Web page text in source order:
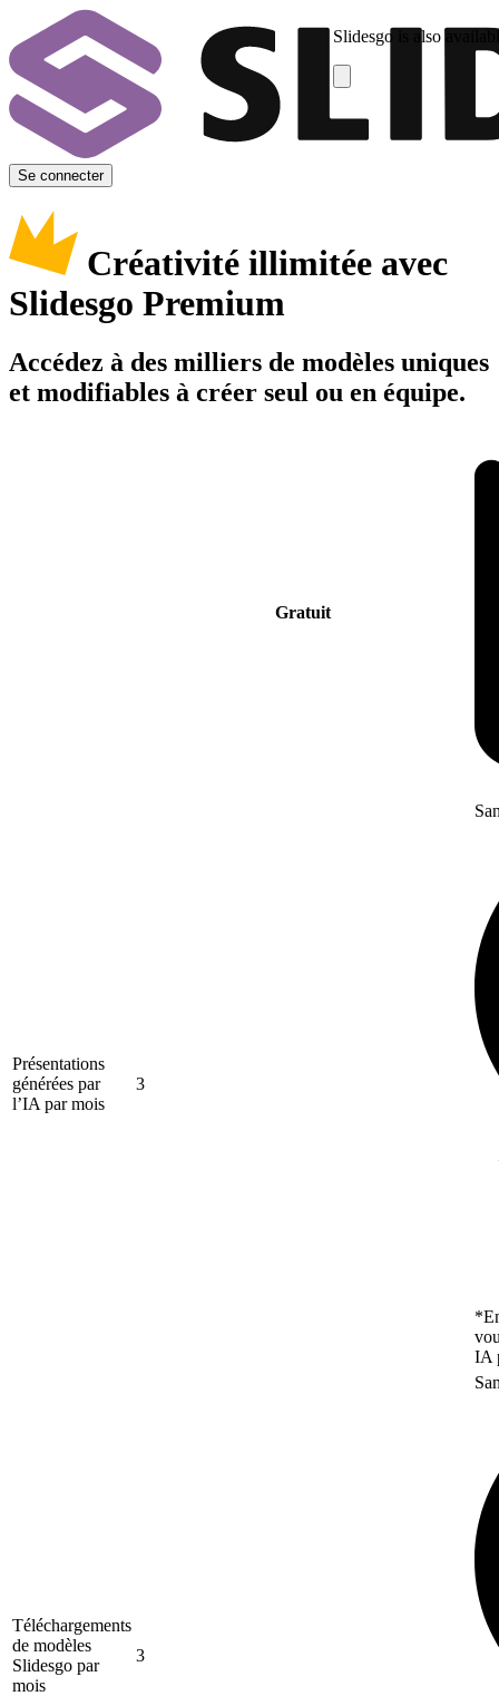
Slidesgo is also
Se connecter
Créativité illimitée avec
Slidesgo Premium
Accédez à des milliers de modèles uniques
et modifiables à créer seul ou en équipe.
Gratuit
Présentations
générées par
l’IA par mois
3
IA
Téléchargements
de modèles
Slidesgo par
mois
3